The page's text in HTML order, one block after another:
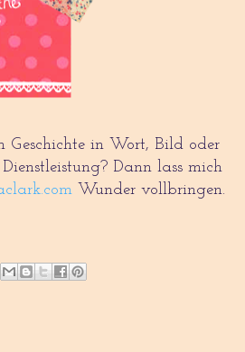
Geschichte in Wort, Bild oder
Dann lass mich
Wunder vollbringen.